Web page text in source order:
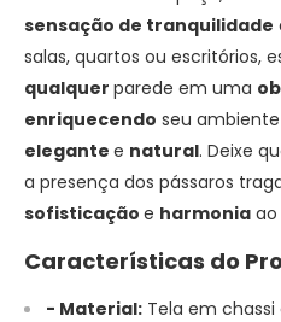
sensação de tranquilidade
salas, quartos ou escritórios,
qualquer parede em uma
enriquecendo seu
elegante e natural. Deixe
a presença dos pássaros
sofisticação e harmonia ao
Características do
- Material: Tela em chassi